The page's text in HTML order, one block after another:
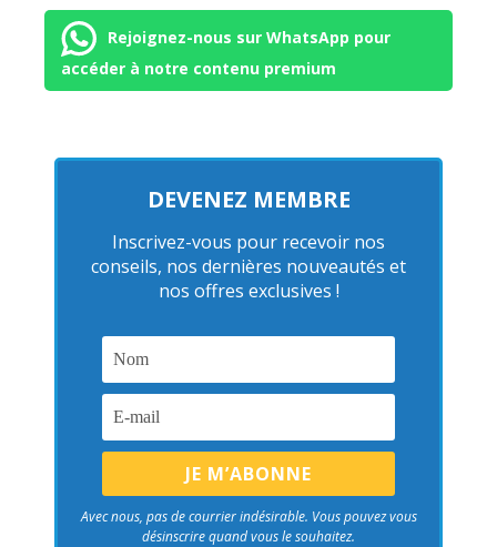
Rejoignez-nous sur WhatsApp pour
accéder à notre contenu premium
DEVENEZ MEMBRE
Inscrivez-vous pour recevoir nos
conseils, nos dernières nouveautés et
nos offres exclusives !
Avec nous, pas de courrier indésirable. Vous pouvez vous
désinscrire quand vous le souhaitez.